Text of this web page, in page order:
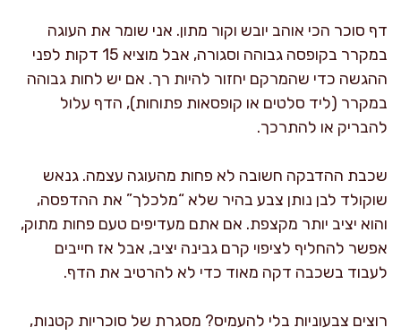
דף סוכר הכי אוהב יובש וקור מתון. אני שומר את העוגה
במקרר בקופסה גבוהה וסגורה, אבל מוציא 15 דקות לפני
ההגשה כדי שהמרקם יחזור להיות רך. אם יש לחות גבוהה
במקרר (ליד סלטים או קופסאות פתוחות), הדף עלול
להבריק או להתרכך.
שכבת ההדבקה חשובה לא פחות מהעוגה עצמה. גנאש
שוקולד לבן נותן צבע בהיר שלא “מלכלך” את ההדפסה,
והוא יציב יותר מקצפת. אם אתם מעדיפים טעם פחות מתוק,
אפשר להחליף לציפוי קרם גבינה יציב, אבל אז חייבים
לעבוד בשכבה דקה מאוד כדי לא להרטיב את הדף.
רוצים צבעוניות בלי להעמיס? מסגרת של סוכריות קטנות,